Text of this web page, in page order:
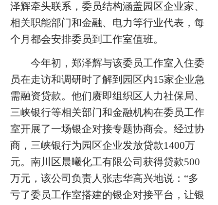
泽辉牵头联系，委员结构涵盖园区企业家、
相关职能部门和金融、电力等行业代表，每
个月都会安排委员到工作室值班。
今年初，郑泽辉与该委员工作室入住委
员在走访和调研时了解到园区内15家企业急
需融资贷款。他们赓即组织区人力社保局、
三峡银行等相关部门和金融机构在委员工作
室开展了一场银企对接专题协商会。经过协
商，三峡银行为园区企业发放贷款1400万
元。南川区晨曦化工有限公司获得贷款500
万元，该公司负责人张志华高兴地说：“多
亏了委员工作室搭建的银企对接平台，让银